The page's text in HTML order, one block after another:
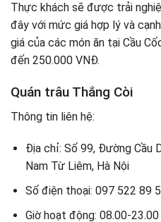
Thực khách sẽ được trải
đây với mức giá hợp lý và
giá của các món ăn tại Cầu
đến 250.000 VNĐ.
Quán trâu Thắng Còi
Thông tin liên hệ:
Địa chỉ: Số 99, Đường Cầu
Nam Từ Liêm, Hà Nội
Số điện thoại: 097 522 89
Giờ hoạt động: 08.00-23.00